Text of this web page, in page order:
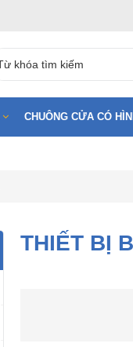
CHUÔNG CỬA CÓ
THIẾT BỊ